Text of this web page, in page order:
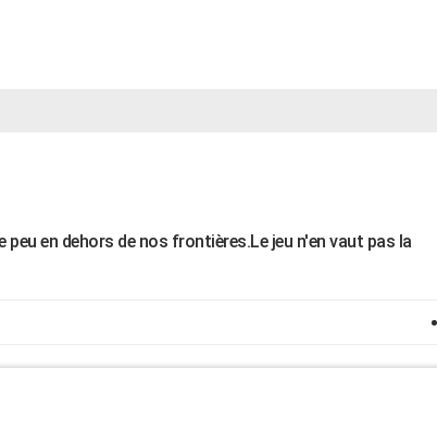
peu en dehors de nos frontières.Le jeu n'en vaut pas la